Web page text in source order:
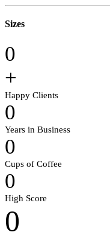
Sizes
0
+
Happy Clients
0
Years in Business
0
Cups of Coffee
0
High Score
0